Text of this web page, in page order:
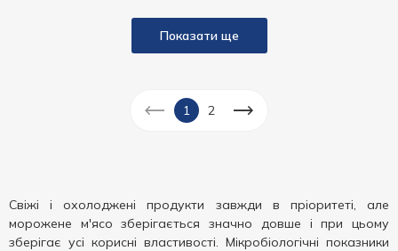
Показати ще
1 2
Свіжі і охолоджені продукти завжди в пріоритеті, але
морожене м'ясо зберігається значно довше і при цьому
зберігає усі корисні властивості. Мікробіологічні показники